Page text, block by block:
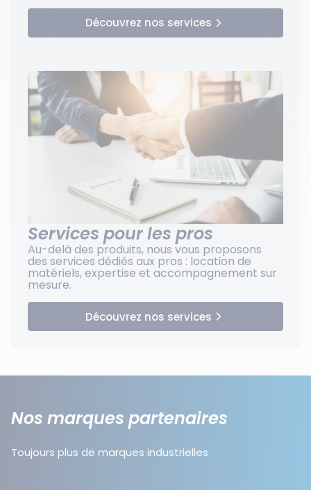
Découvrez nos services
Services pour les pros
Au-delà des produits, nous vous proposons
des services dédiés aux pros : location de
matériels, expertise et accompagnement sur
mesure.
Découvrez nos services
Nos marques partenaires
Toujours plus de marques industrielles